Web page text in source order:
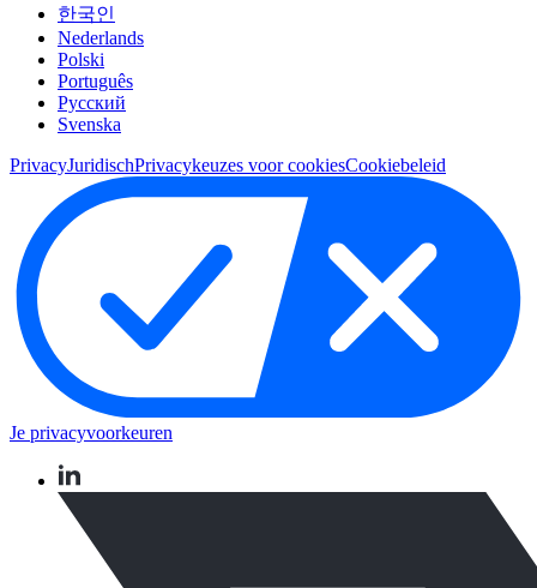
한국인
Nederlands
Polski
Português
Pусский
Svenska
PrivacyJuridischPrivacykeuzes voor cookiesCookiebeleid
Je privacyvoorkeuren